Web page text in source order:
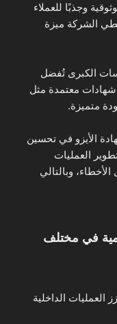
وجذبًا للعملاء
الشركة ميزة
الكبرى تُفضل
شهادات معتمدة مثل
متميزة.
الأيزو في تحسين
العمليات
وبالتالي
في مختلف
العمليات الداخلية